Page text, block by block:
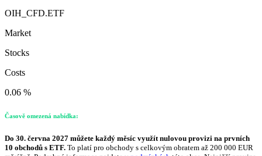
OIH_CFD.ETF
Market
Stocks
Costs
0.06 %
Časově omezená nabídka:
Do 30. června 2027 můžete každý měsíc využít nulovou provizi na prvních
10 obchodů s ETF. To platí pro obchody s celkovým obratem až 200 000 EUR